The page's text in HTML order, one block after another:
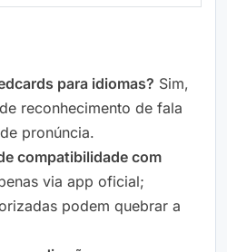
para idiomas? Sim,
reconhecimento de fala
pronúncia.
compatibilidade com
via app oficial;
podem quebrar a